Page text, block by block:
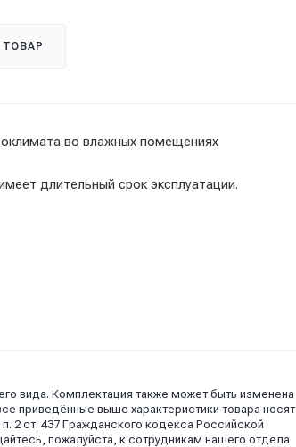
во влажных помещениях
длительный срок эксплуатации.
вида. Комплектация также может быть изменена
приведённые выше характеристики товара носят
2 ст. 437 Гражданского кодекса Российской
пожалуйста, к сотрудникам нашего отдела